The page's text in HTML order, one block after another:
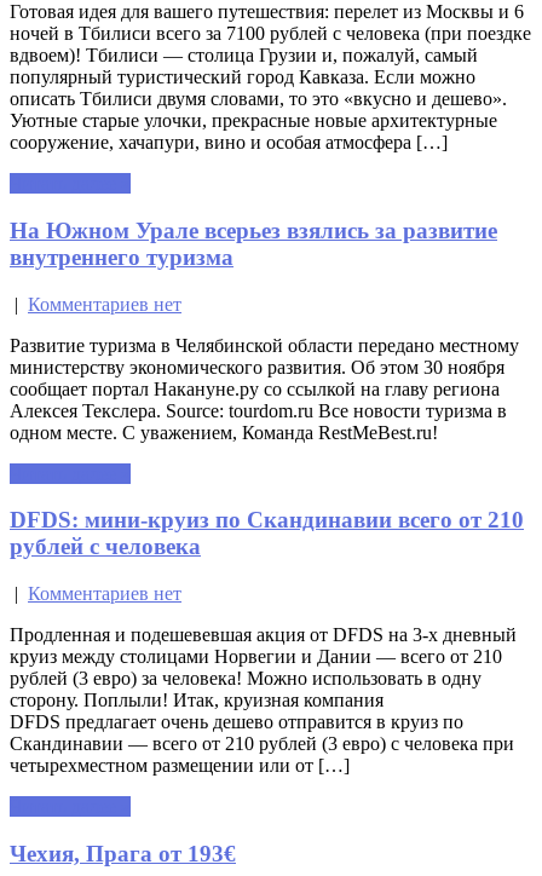
Готовая идея для вашего путешествия: перелет из Москвы и 6
ночей в Тбилиси всего за 7100 рублей с человека (при поездке
вдвоем)! Тбилиси — столица Грузии и, пожалуй, самый
популярный туристический город Кавказа. Если можно
описать Тбилиси двумя словами, то это «вкусно и дешево».
Уютные старые улочки, прекрасные новые архитектурные
сооружение, хачапури, вино и особая атмосфера […]
На Южном Урале всерьез взялись за развитие
внутреннего туризма
| Комментариев нет
Развитие туризма в Челябинской области передано местному
министерству экономического развития. Об этом 30 ноября
сообщает портал Накануне.ру со ссылкой на главу региона
Алексея Текслера. Source: tourdom.ru Все новости туризма в
одном месте. С уважением, Команда RestMeBest.ru!
DFDS: мини-круиз по Скандинавии всего от 210
рублей с человека
| Комментариев нет
Продленная и подешевевшая акция от DFDS на 3-х дневный
круиз между столицами Норвегии и Дании — всего от 210
рублей (3 евро) за человека! Можно использовать в одну
сторону. Поплыли! Итак, круизная компания
DFDS предлагает очень дешево отправится в круиз по
Скандинавии — всего от 210 рублей (3 евро) с человека при
четырехместном размещении или от […]
Чехия, Прага от 193€